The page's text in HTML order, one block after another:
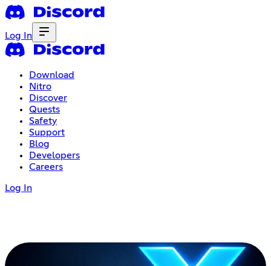
Log In
Download
Nitro
Discover
Quests
Safety
Support
Blog
Developers
Careers
Log In